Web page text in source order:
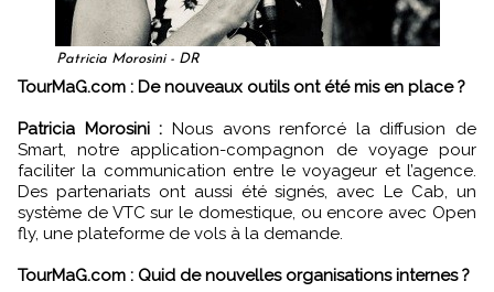
Patricia Morosini - DR
TourMaG.com : De nouveaux outils ont été mis en place ?
Patricia Morosini : Nous avons renforcé la diffusion de
Smart, notre application-compagnon de voyage pour
faciliter la communication entre le voyageur et l’agence.
Des partenariats ont aussi été signés, avec Le Cab, un
système de VTC sur le domestique, ou encore avec Open
fly, une plateforme de vols à la demande.
TourMaG.com : Quid de nouvelles organisations internes ?